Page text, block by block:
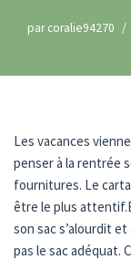
parcoralie94270
Les vacances
penser à la rentrée
fournitures. Le
être le plus
son sac s’alourdit
pas le sac adéquat.